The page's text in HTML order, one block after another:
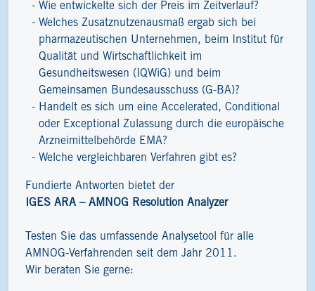
Wie entwickelte sich der Preis im Zeitverlauf?
Welches Zusatznutzenausmaß ergab sich bei
pharmazeutischen Unternehmen, beim Institut für
Qualität und Wirtschaftlichkeit im
Gesundheitswesen (IQWiG) und beim
Gemeinsamen Bundesausschuss (G-BA)?
Handelt es sich um eine Accelerated, Conditional
oder Exceptional Zulassung durch die europäische
Arzneimittelbehörde EMA?
Welche vergleichbaren Verfahren gibt es?
Fundierte Antworten bietet der
IGES ARA – AMNOG Resolution Analyzer
Testen Sie das umfassende Analysetool für alle
AMNOG-Verfahrenden seit dem Jahr 2011.
Wir beraten Sie gerne: